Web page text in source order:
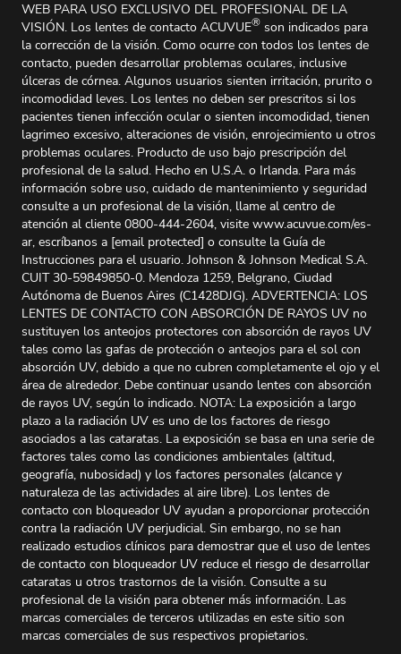
WEB PARA USO EXCLUSIVO DEL PROFESIONAL DE LA
VISIÓN. Los lentes de contacto ACUVUE® son indicados para
la corrección de la visión. Como ocurre con todos los lentes de
contacto, pueden desarrollar problemas oculares, inclusive
úlceras de córnea. Algunos usuarios sienten irritación, prurito o
incomodidad leves. Los lentes no deben ser prescritos si los
pacientes tienen infección ocular o sienten incomodidad, tienen
lagrimeo excesivo, alteraciones de visión, enrojecimiento u otros
problemas oculares. Producto de uso bajo prescripción del
profesional de la salud. Hecho en U.S.A. o Irlanda. Para más
información sobre uso, cuidado de mantenimiento y seguridad
consulte a un profesional de la visión, llame al centro de
atención al cliente 0800-444-2604, visite www.acuvue.com/es-
ar, escríbanos a [email protected] o consulte la Guía de
Instrucciones para el usuario. Johnson & Johnson Medical S.A.
CUIT 30-59849850-0. Mendoza 1259, Belgrano, Ciudad
Autónoma de Buenos Aires (C1428DJG). ADVERTENCIA: LOS
LENTES DE CONTACTO CON ABSORCIÓN DE RAYOS UV no
sustituyen los anteojos protectores con absorción de rayos UV
tales como las gafas de protección o anteojos para el sol con
absorción UV, debido a que no cubren completamente el ojo y el
área de alrededor. Debe continuar usando lentes con absorción
de rayos UV, según lo indicado. NOTA: La exposición a largo
plazo a la radiación UV es uno de los factores de riesgo
asociados a las cataratas. La exposición se basa en una serie de
factores tales como las condiciones ambientales (altitud,
geografía, nubosidad) y los factores personales (alcance y
naturaleza de las actividades al aire libre). Los lentes de
contacto con bloqueador UV ayudan a proporcionar protección
contra la radiación UV perjudicial. Sin embargo, no se han
realizado estudios clínicos para demostrar que el uso de lentes
de contacto con bloqueador UV reduce el riesgo de desarrollar
cataratas u otros trastornos de la visión. Consulte a su
profesional de la visión para obtener más información. Las
marcas comerciales de terceros utilizadas en este sitio son
marcas comerciales de sus respectivos propietarios.